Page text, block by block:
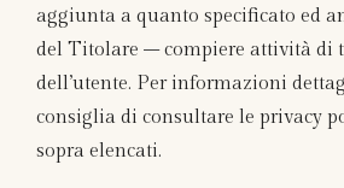
aggiunta a quanto specificato ed
del Titolare – compiere attività di
dell’utente. Per informazioni
consiglia di consultare le privacy
sopra elencati.